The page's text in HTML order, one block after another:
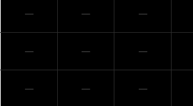
─ ─ ─
─ ─ ─
─ ─ ─